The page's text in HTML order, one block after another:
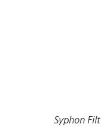
Syphon